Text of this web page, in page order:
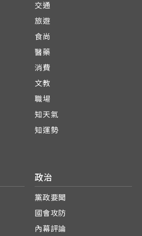
交通
旅遊
食尚
醫藥
消費
文教
職場
知天氣
知運勢
政治
黨政要聞
國會攻防
內幕評論